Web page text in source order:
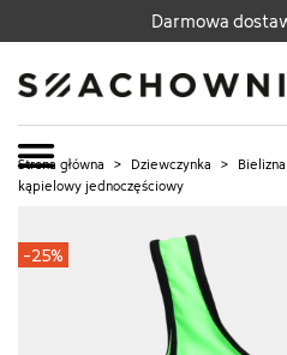
Darmowa
Strona główna > Dziewczynka > Bielizna
kąpielowy jednoczęściowy
-25%